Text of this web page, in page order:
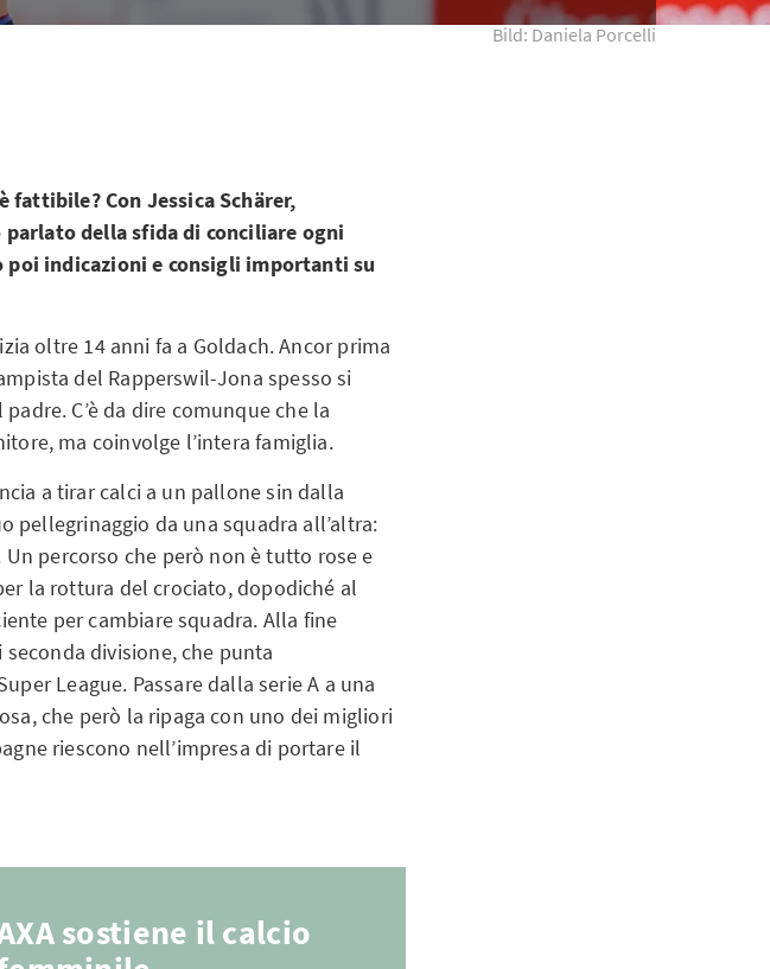
Bild: Daniela Porcelli
Con Jessica Schärer,
della sfida di conciliare ogni
indicazioni e consigli importanti su
oltre 14 anni fa a Goldach. Ancor prima
del Rapperswil-Jona spesso si
C’è da dire comunque che la
ma coinvolge l’intera famiglia.
a tirar calci a un pallone sin dalla
pellegrinaggio da una squadra all’altra:
percorso che però non è tutto rose e
la rottura del crociato, dopodiché al
per cambiare squadra. Alla fine
divisione, che punta
League. Passare dalla serie A a una
che però la ripaga con uno dei migliori
riescono nell’impresa di portare il
sostiene il calcio